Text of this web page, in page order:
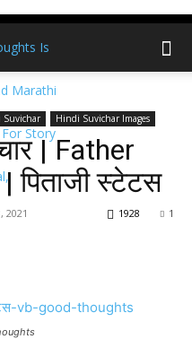
Suvichar Hindi Suvichar Images
| Father
पिताजी स्टेटस
2021 1
1928